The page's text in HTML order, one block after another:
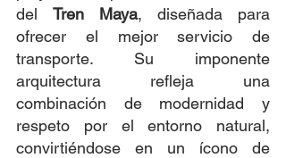
del Tren Maya, diseñada para
ofrecer el mejor servicio de
transporte. Su imponente
arquitectura refleja una
combinación de modernidad y
respeto por el entorno natural,
convirtiéndose en un ícono de